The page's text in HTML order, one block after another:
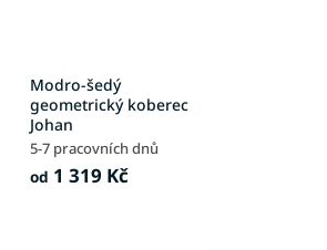
Modro-šedý
geometrický koberec
Johan
5-7 pracovních dnů
od 1 319 Kč